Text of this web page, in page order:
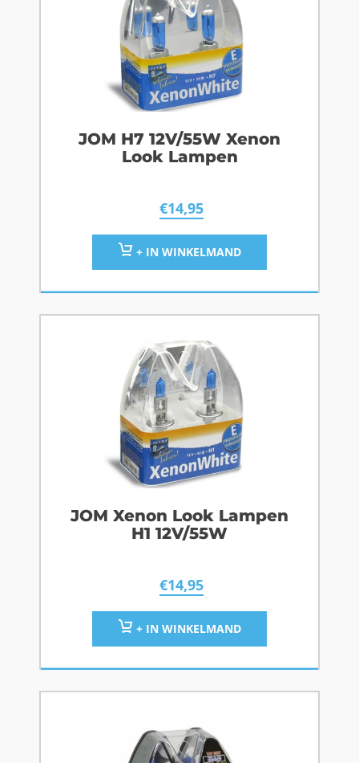
JOM H7 12V/55W Xenon
Look Lampen
€14,95
+ IN WINKELMAND
JOM Xenon Look Lampen
H1 12V/55W
€14,95
+ IN WINKELMAND